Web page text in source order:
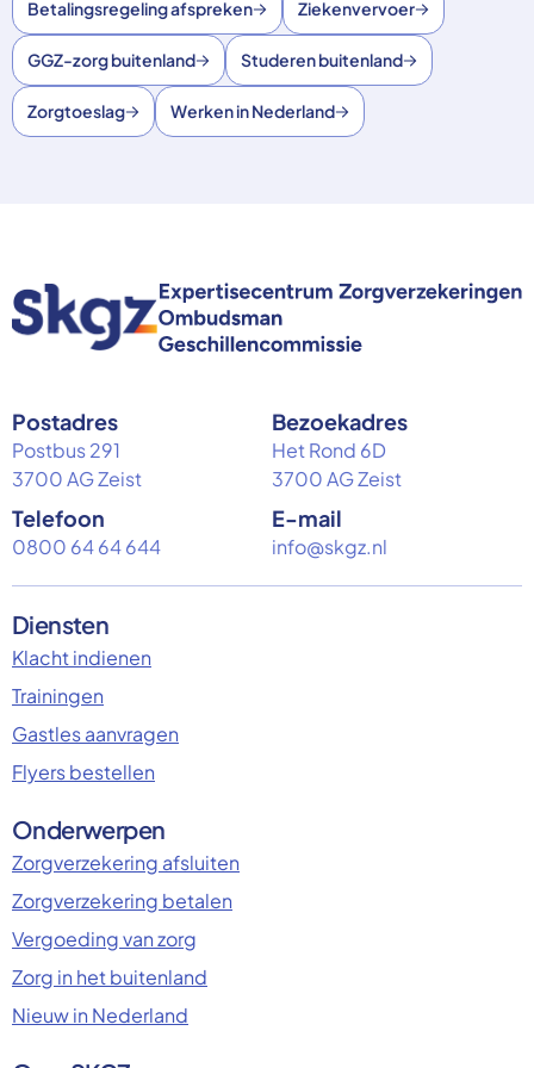
Betalingsregeling afspreken Ziekenvervoer
GGZ-zorg buitenland Studeren buitenland
Zorgtoeslag Werken in Nederland
Postadres
Postbus 291
3700 AG Zeist
Bezoekadres
Het Rond 6D
3700 AG Zeist
Telefoon
0800 64 64 644
E-mail
info@skgz.nl
Diensten
Klacht indienen
Trainingen
Gastles aanvragen
Flyers bestellen
Onderwerpen
Zorgverzekering afsluiten
Zorgverzekering betalen
Vergoeding van zorg
Zorg in het buitenland
Nieuw in Nederland